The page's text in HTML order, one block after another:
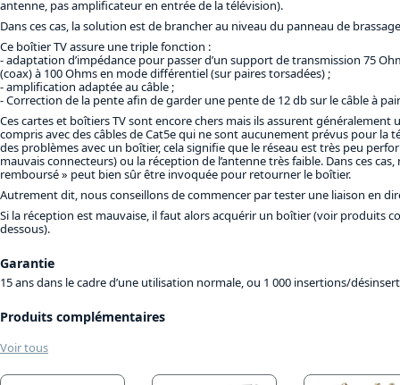
antenne, pas amplificateur en entrée de la télévision).
Dans ces cas, la solution est de brancher au niveau du panneau de
Ce boîtier TV assure une triple fonction :
adaptation d’impédance pour passer d’un support de transmission 75
(coax) à 100 Ohms en mode différentiel (sur paires torsadées) ;
amplification adaptée au câble ;
Correction de la pente afin de garder une pente de 12 db sur le câble à
Ces cartes et boîtiers TV sont encore chers mais ils assurent généralement
compris avec des câbles de Cat5e qui ne sont aucunement prévus pour la
des problèmes avec un boîtier, cela signifie que le réseau est très peu
mauvais connecteurs) ou la réception de l’antenne très faible. Dans ces
remboursé » peut bien sûr être invoquée pour retourner le boîtier.
Autrement dit, nous conseillons de commencer par tester une liaison en
Si la réception est mauvaise, il faut alors acquérir un boîtier (voir produits
dessous).
Garantie
15 ans dans le cadre d’une utilisation normale, ou 1 000 insertions/
Produits complémentaires
Voir tous